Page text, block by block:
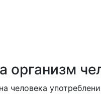
организм
человека